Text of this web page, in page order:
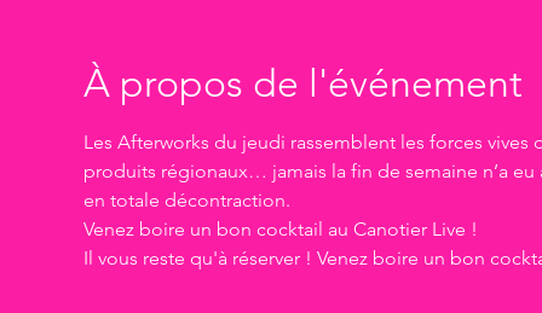
À propos de l'événement
Les Afterworks du jeudi rassemblent les forces
produits régionaux… jamais la fin de semaine n’a
en totale décontraction.
Venez boire un bon cocktail au Canotier Live !
Il vous reste qu'à réserver ! Venez boire un bon